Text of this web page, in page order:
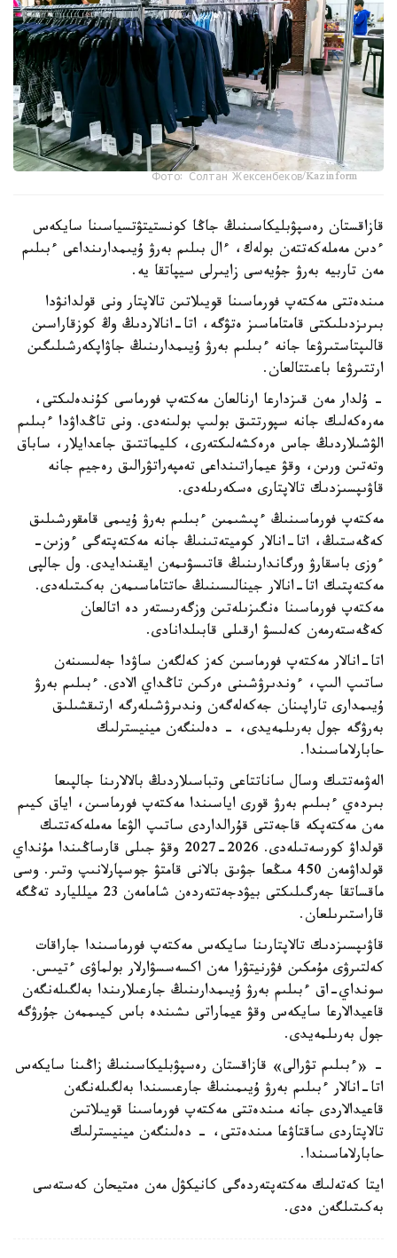
Фото: Солтан Жексенбеков/Kazinform
قازاقستان رەسپۋبليكاسىنىڭ جاڭا كونستيتۋتسياسىنا سايكەس
ءدىن مەملەكەتتەن بولەك، ءال بىلىم بەرۋ ۇيىمدارىنداعى ءبىلىم
مەن تاربيە بەرۋ جۇيەسى زايىرلى سيپاتقا يە.
مىندەتتى مەكتەپ فورماسىنا قويىلاتىن تالاپتار ونى قولدانۋدا
بىرىزدىلىكتى قامتاماسىز ەتۋگە، اتا-انالاردىڭ وڭ كوزقاراسىن
قالىپتاستىرۋعا جانە ءبىلىم بەرۋ ۇيىمدارىنىڭ جاۋاپكەرشىلىگىن
ارتتىرۋعا باعىتتالعان.
- ۇلدار مەن قىزدارعا ارنالعان مەكتەپ فورماسى كۇندەلىكتى،
مەرەكەلىك جانە سپورتتىق بولىپ بولىنەدى. ونى تاڭداۋدا ءبىلىم
الۋشىلاردىڭ جاس ەرەكشەلىكتەرى، كليماتتىق جاعدايلار، ساباق
وتەتىن ورىن، وقۋ عيماراتىنداعى تەمپەراتۋرالىق رەجيم جانە
قاۋىپسىزدىك تالاپتارى ەسكەرىلەدى.
مەكتەپ فورماسىنىڭ ءپىشىمىن ءبىلىم بەرۋ ۇيىمى قامقورشىلىق
كەڭەستىڭ، اتا-انالار كوميتەتىنىڭ جانە مەكتەپتەگى ءوزىن-
ءوزى باسقارۋ ورگاندارىنىڭ قاتىسۋىمەن ايقىندايدى. ول جالپى
مەكتەپتىك اتا-انالار جينالىسىنىڭ حاتتاماسىمەن بەكىتىلەدى.
مەكتەپ فورماسىنا ەنگىزىلەتىن وزگەرىستەر دە اتالعان
كەڭەستەرمەن كەلىسۋ ارقىلى قابىلدانادى.
اتا-انالار مەكتەپ فورماسىن كەز كەلگەن ساۋدا جەلىسىنەن
ساتىپ الىپ، ءوندىرۋشىنى ەركىن تاڭداي الادى. ءبىلىم بەرۋ
ۇيىمدارى تاراپىنان جەكەلەگەن وندىرۋشىلەرگە ارتىقشىلىق
بەرۋگە جول بەرىلمەيدى، - دەلىنگەن مينيسترلىك
حابارلاماسىندا.
الەۋمەتتىك وسال ساناتتاعى وتباسىلاردىڭ بالالارىنا جالپىعا
بىردەي ءبىلىم بەرۋ قورى اياسىندا مەكتەپ فورماسىن، اياق كيىم
مەن مەكتەپكە قاجەتتى قۇرالداردى ساتىپ الۋعا مەملەكەتتىك
قولداۋ كورسەتىلەدى. 2026-2027 وقۋ جىلى قارساڭىندا مۇنداي
قولداۋمەن 450 مىڭعا جۋىق بالانى قامتۋ جوسپارلانىپ وتىر. وسى
ماقساتقا جەرگىلىكتى بيۋدجەتتەردەن شامامەن 23 ميلليارد تەڭگە
قاراستىرىلعان.
قاۋىپسىزدىك تالاپتارىنا سايكەس مەكتەپ فورماسىندا جاراقات
كەلتىرۋى مۇمكىن فۋرنيتۋرا مەن اكسەسسۋارلار بولماۋى ءتيىس.
سونداي-اق ءبىلىم بەرۋ ۇيىمدارىنىڭ جارعىلارىندا بەلگىلەنگەن
قاعيدالارعا سايكەس وقۋ عيماراتى ىشىندە باس كيىممەن جۇرۋگە
جول بەرىلمەيدى.
- «ءبىلىم تۋرالى» قازاقستان رەسپۋبليكاسىنىڭ زاڭىنا سايكەس
اتا-انالار ءبىلىم بەرۋ ۇيىمىنىڭ جارعىسىندا بەلگىلەنگەن
قاعيدالاردى جانە مىندەتتى مەكتەپ فورماسىنا قويىلاتىن
تالاپتاردى ساقتاۋعا مىندەتتى، - دەلىنگەن مينيسترلىك
حابارلاماسىندا.
ايتا كەتەلىك مەكتەپتەردەگى كانيكۋل مەن ەمتيحان كەستەسى
بەكىتىلگەن ەدى.